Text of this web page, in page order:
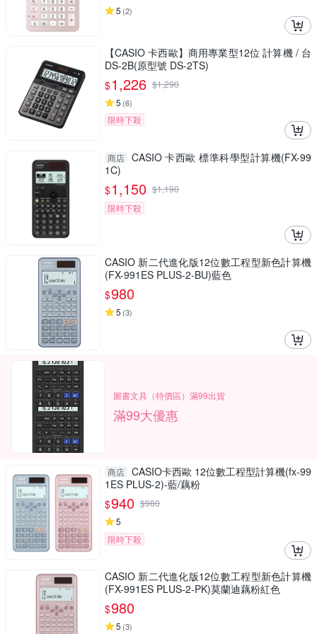
5 (2)
【CASIO 卡西歐】商用專業型12位 計算機 / 台
DS-2B(原型號 DS-2TS)
$1,226 $1,290
5 (6)
限時下殺
商店 CASIO 卡西歐 標準科學型計算機(FX-99
1C)
$1,150 $1,190
限時下殺
CASIO 新二代進化版12位數工程型新色計算機
(FX-991ES PLUS-2-BU)藍色
$980
5 (3)
圖書文具（特價區）滿99出貨
滿99大優惠
商店 CASIO卡西歐 12位數工程型計算機(fx-99
1ES PLUS-2)-藍/藕粉
$940 $980
5
限時下殺
CASIO 新二代進化版12位數工程型新色計算機
(FX-991ES PLUS-2-PK)莫蘭迪藕粉紅色
$980
5 (3)